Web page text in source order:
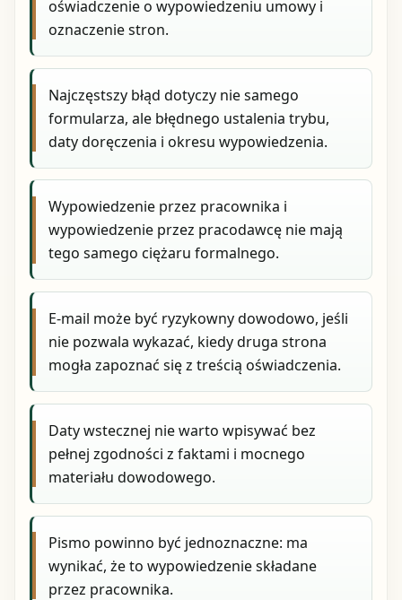
oświadczenie o wypowiedzeniu umowy i
oznaczenie stron.
Najczęstszy błąd dotyczy nie samego
formularza, ale błędnego ustalenia trybu,
daty doręczenia i okresu wypowiedzenia.
Wypowiedzenie przez pracownika i
wypowiedzenie przez pracodawcę nie mają
tego samego ciężaru formalnego.
E-mail może być ryzykowny dowodowo, jeśli
nie pozwala wykazać, kiedy druga strona
mogła zapoznać się z treścią oświadczenia.
Daty wstecznej nie warto wpisywać bez
pełnej zgodności z faktami i mocnego
materiału dowodowego.
Pismo powinno być jednoznaczne: ma
wynikać, że to wypowiedzenie składane
przez pracownika.